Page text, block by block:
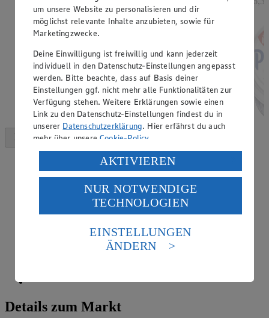
Details zum Markt
um unsere Website zu personalisieren und dir
möglichst relevante Inhalte anzubieten, sowie für
Marketingzwecke.
Deine Einwilligung ist freiwillig und kann jederzeit
individuell in den Datenschutz-Einstellungen angepasst
werden. Bitte beachte, dass auf Basis deiner
Einstellungen ggf. nicht mehr alle Funktionalitäten zur
Verfügung stehen. Weitere Erklärungen sowie einen
Link zu den Datenschutz-Einstellungen findest du in
unserer Datenschutzerklärung. Hier erfährst du auch
mehr über unsereCookie-Policy.
Verarbeitung deiner personenbezogenen Daten in den
USA durch Facebook und YouTube:
Wenn du auf „Aktivieren“ klickst, willigst du im Sinne
des Art. 49 Abs. 1 Satz 1 lit. a) DSGVO ein, dass deine
Daten in den USA verarbeitet werden. Der EuGH sieht
die USA als Land mit einem nach europäischen
Standards nicht angemessenen Datenschutzniveau an.
Es besteht das Risiko eines Zugriffs durch US-
Informationen zum Herausgeber der Seite findest du
AKTIVIEREN
NUR NOTWENDIGE
TECHNOLOGIEN
EINSTELLUNGEN
ÄNDERN